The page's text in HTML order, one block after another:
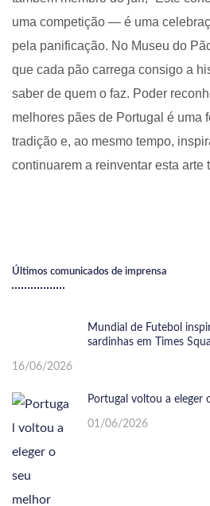
uma competição — é uma
pela panificação. No Museu do
que cada pão carrega consigo a
saber de quem o faz. Poder
melhores pães de Portugal é uma
tradição e, ao mesmo tempo,
continuarem a reinventar esta arte
Últimos comunicados de imprensa
Mundial de Futebol
sardinhas em Times
16/06/2026
Portugal voltou a eleger
01/06/2026